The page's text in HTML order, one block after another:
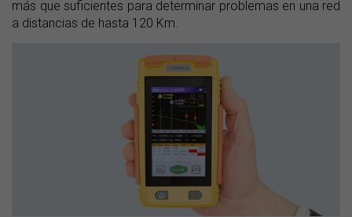
más que suficientes para determinar problemas en una red
a distancias de hasta 120 Km.